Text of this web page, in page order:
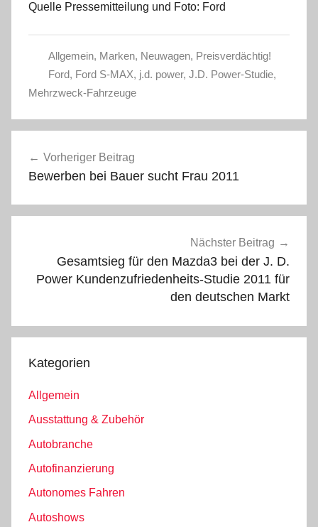
Quelle Pressemitteilung und Foto: Ford
Allgemein, Marken, Neuwagen, Preisverdächtig!
Ford, Ford S-MAX, j.d. power, J.D. Power-Studie,
Mehrzweck-Fahrzeuge
Vorheriger Beitrag
Bewerben bei Bauer sucht Frau 2011
Nächster Beitrag
Gesamtsieg für den Mazda3 bei der J. D.
Power Kundenzufriedenheits-Studie 2011 für
den deutschen Markt
Kategorien
Allgemein
Ausstattung & Zubehör
Autobranche
Autofinanzierung
Autonomes Fahren
Autoshows